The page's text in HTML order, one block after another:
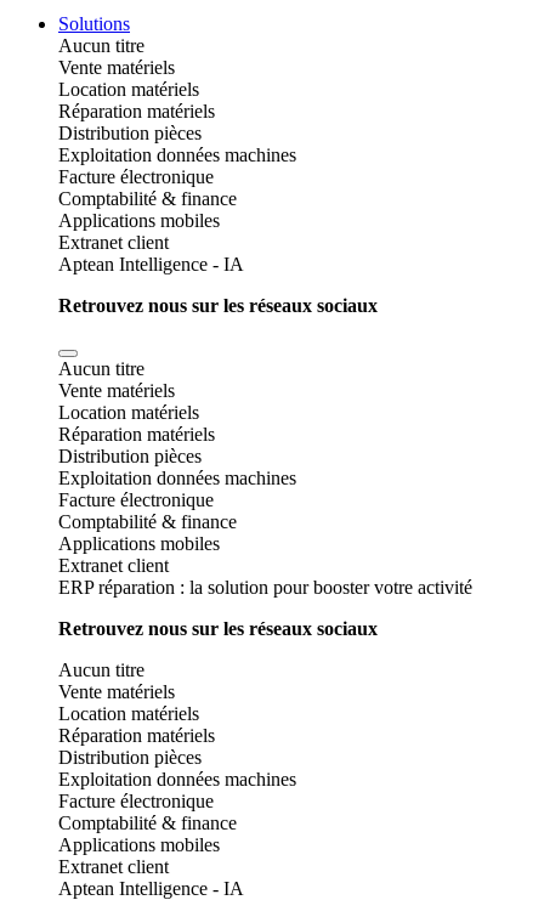
Solutions
Aucun titre
Vente matériels
Location matériels
Réparation matériels
Distribution pièces
Exploitation données machines
Facture électronique
Comptabilité & finance
Applications mobiles
Extranet client
Aptean Intelligence - IA
Retrouvez nous sur les réseaux sociaux
Aucun titre
Vente matériels
Location matériels
Réparation matériels
Distribution pièces
Exploitation données machines
Facture électronique
Comptabilité & finance
Applications mobiles
Extranet client
ERP réparation : la solution pour booster votre activité
Retrouvez nous sur les réseaux sociaux
Aucun titre
Vente matériels
Location matériels
Réparation matériels
Distribution pièces
Exploitation données machines
Facture électronique
Comptabilité & finance
Applications mobiles
Extranet client
Aptean Intelligence - IA